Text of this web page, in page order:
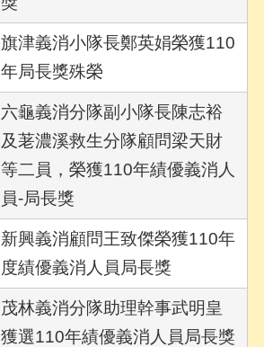
旗津義消小隊長鄭英娟榮獲110
年局長獎殊榮
六龜義消分隊副小隊長陳志裕
及荖濃溪救生分隊顧問梁天財
等二員，榮獲110年績優義消人
員-局長獎
新興義消顧問王致傑榮獲110年
度績優義消人員局長獎
茂林義消分隊助理幹事武明皇
獲選110年績優義消人員局長獎